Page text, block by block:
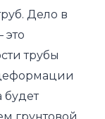
Дело в
это
трубы
будет